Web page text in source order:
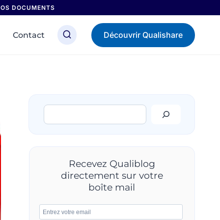
DOCUMENTS
Contact Découvrir Qualishare
Rechercher
Recevez Qualiblog
directement sur votre
boîte mail